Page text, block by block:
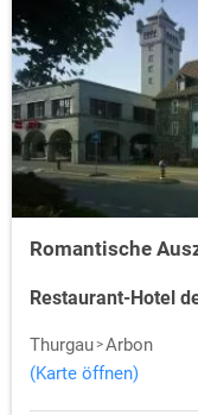
Romantische
Restaurant-Hotel
Thurgau Arbon
(Karte öffnen)